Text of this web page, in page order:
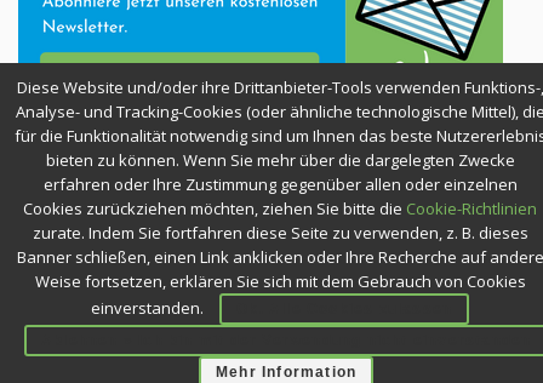
SICHER EINKAUFEN
Diese Website und/oder ihre Drittanbieter-Tools verwenden Funktions-,
Analyse- und Tracking-Cookies (oder ähnliche technologische Mittel),
für die Funktionalität notwendig sind um Ihnen das beste
bieten zu können. Wenn Sie mehr über die dargelegten Zwecke
erfahren oder Ihre Zustimmung gegenüber allen oder einzelnen
Cookies zurückziehen möchten, ziehen Sie bitte die Cookie-Richtlinien
zurate. Indem Sie fortfahren diese Seite zu verwenden, z. B. dieses
Banner schließen, einen Link anklicken oder Ihre Recherche auf andere
Weise fortsetzen, erklären Sie sich mit dem Gebrauch von Cookies
einverstanden.
Mehr Information